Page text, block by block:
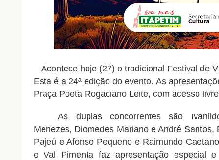
Acontece hoje (27) o tradicional Festival de
Esta é a 24ª edição do evento. As
Praça Poeta Rogaciano Leite, com acesso
As duplas concorrentes são
Menezes, Diomedes Mariano e André
Pajeú e Afonso Pequeno e Raimundo
e Val Pimenta faz apresentação especial